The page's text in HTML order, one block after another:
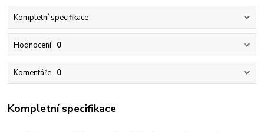
Kompletní specifikace
Hodnocení 0
Komentáře 0
Kompletní specifikace